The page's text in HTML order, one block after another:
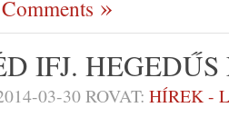
IFJ.
03-30ROVAT: HÍREK -